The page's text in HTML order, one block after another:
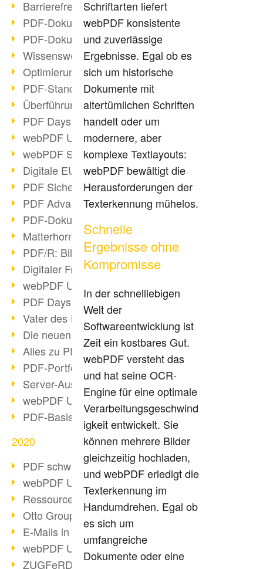
Barrierefreie PDF-Dokumente (2/3)
PDF-Dokumente mit OCR optimieren
PDF-Dokumente barrierefrei?
Wissenswertes über E-Signatur
Optimierung des PDF-Formats
PDF-Standards im Überblick
Überführung PDF/A in Archivsystem
PDF Days Europe 2021
webPDF Update 8.0.0.2282
webPDF Statistik-Auswertungen
Digitale EU COVID-Zertifikate
PDF Sicherheitseinstellungen
PDF Advanced Electronic Signature
PDF-Dokumente neu organisieren
Matterhorn Protokoll 1.1 verfügbar
PDF/R: Bildformat der Zukunft
Digitaler Freigabeprozess
webPDF Update 8.0.0.2255
PDF Days Europe 2021
Vater des PDF gestorben
Die neuen PDF Standards 2020
Alles zu PDF/A-4
PDF-Portfolio erstellen
Server-Auslastung Status-Seite
webPDF Update 8.0.0.2229
PDF-Basisdatenpflege mit webPDF
2020
PDF schwärzen & bereinigen
webPDF Update 8.0.0.2193
Ressourcen für Entwickler
Otto Group Recruiting
E-Mails in PDF
webPDF Update 8.0.0.2176
ZUGFeRD im Überblick
Schriftarten liefert
webPDF konsistente
und zuverlässige
Ergebnisse. Egal ob es
sich um historische
Dokumente mit
altertümlichen Schriften
handelt oder um
modernere, aber
komplexe Textlayouts:
webPDF bewältigt die
Herausforderungen der
Texterkennung mühelos.
Schnelle
Ergebnisse ohne
Kompromisse
In der schnelllebigen
Welt der
Softwareentwicklung ist
Zeit ein kostbares Gut.
webPDF versteht das
und hat seine OCR-
Engine für eine optimale
Verarbeitungsgeschwind
igkeit entwickelt. Sie
können mehrere Bilder
gleichzeitig hochladen,
und webPDF erledigt die
Texterkennung im
Handumdrehen. Egal ob
es sich um
umfangreiche
Dokumente oder eine